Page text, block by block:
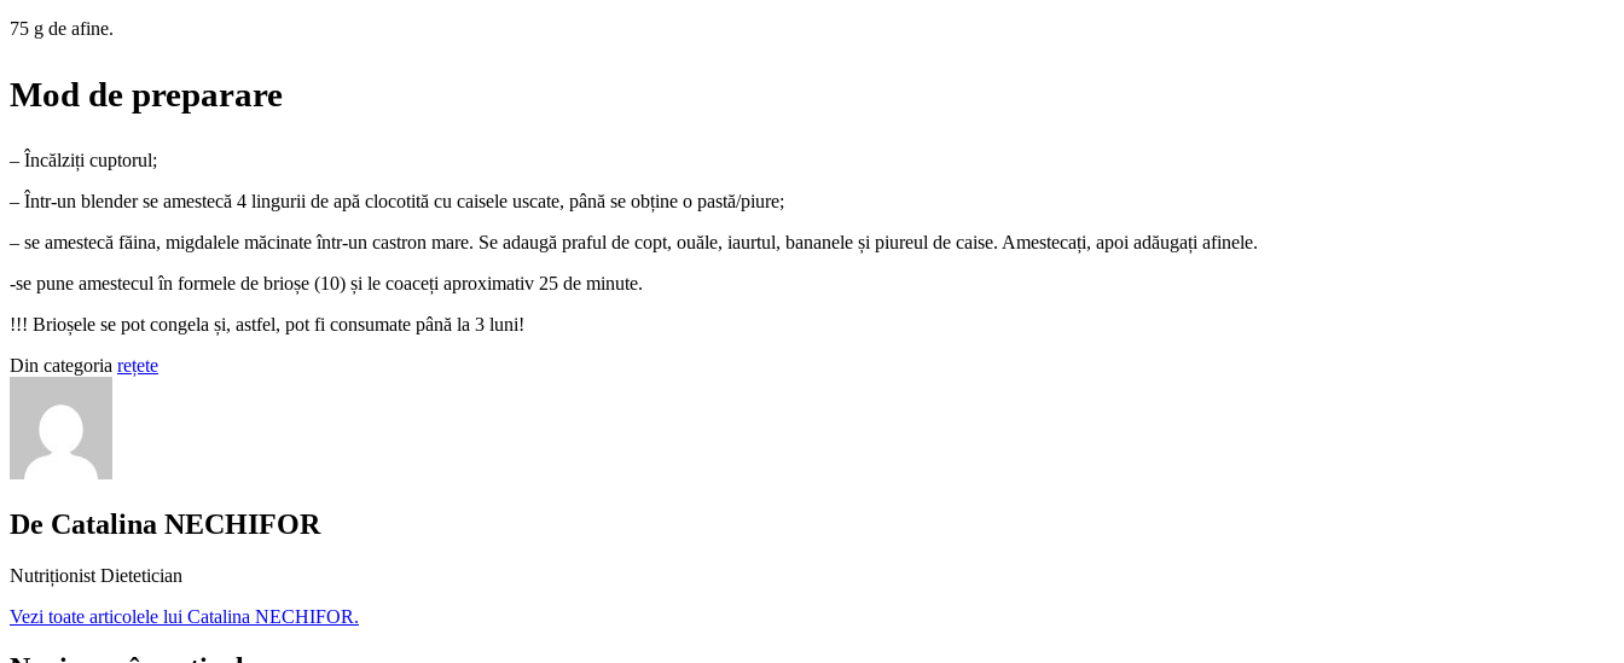
75 g de afine.
Mod de preparare
– Încălziți cuptorul;
– Într-un blender se amestecă 4 lingurii de apă clocotită cu caisele uscate, până se obține o pastă/piure;
– se amestecă făina, migdalele măcinate într-un castron mare. Se adaugă praful de copt, ouăle, iaurtul, bananele și piureul de caise. Amestecați, apoi adăugați afinele.
-se pune amestecul în formele de brioșe (10) și le coaceți aproximativ 25 de minute.
!!! Brioșele se pot congela și, astfel, pot fi consumate până la 3 luni!
Din categoria rețete
De Catalina NECHIFOR
Nutriționist Dietetician
Vezi toate articolele lui Catalina NECHIFOR.